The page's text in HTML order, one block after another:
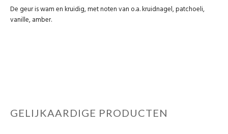
De geur is wam en kruidig, met noten van o.a. kruidnagel, patchoeli,
vanille, amber.
GELIJKAARDIGE PRODUCTEN